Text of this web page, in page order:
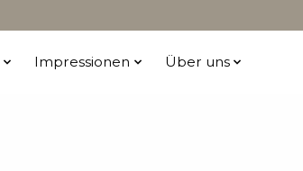
Impressionen Über uns